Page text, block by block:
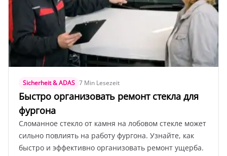
Sicherheit & ADAS 7 Min Lesezeit
Быстро организовать ремонт стекла для
фургона
Сломанное стекло от камня на лобовом стекле может
сильно повлиять на работу фургона. Узнайте, как
быстро и эффективно организовать ремонт ущерба.